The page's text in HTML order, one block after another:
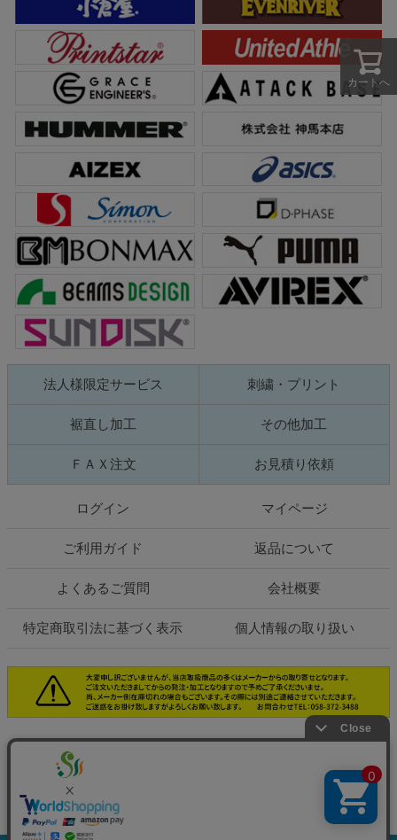
法人様限定サービス 刺繍・プリント
裾直し加工 その他加工
ＦＡＸ注文 お見積り依頼
ログイン マイページ
ご利用ガイド 返品について
よくあるご質問 会社概要
特定商取引法に基づく表示 個人情報の取り扱い
カートへ